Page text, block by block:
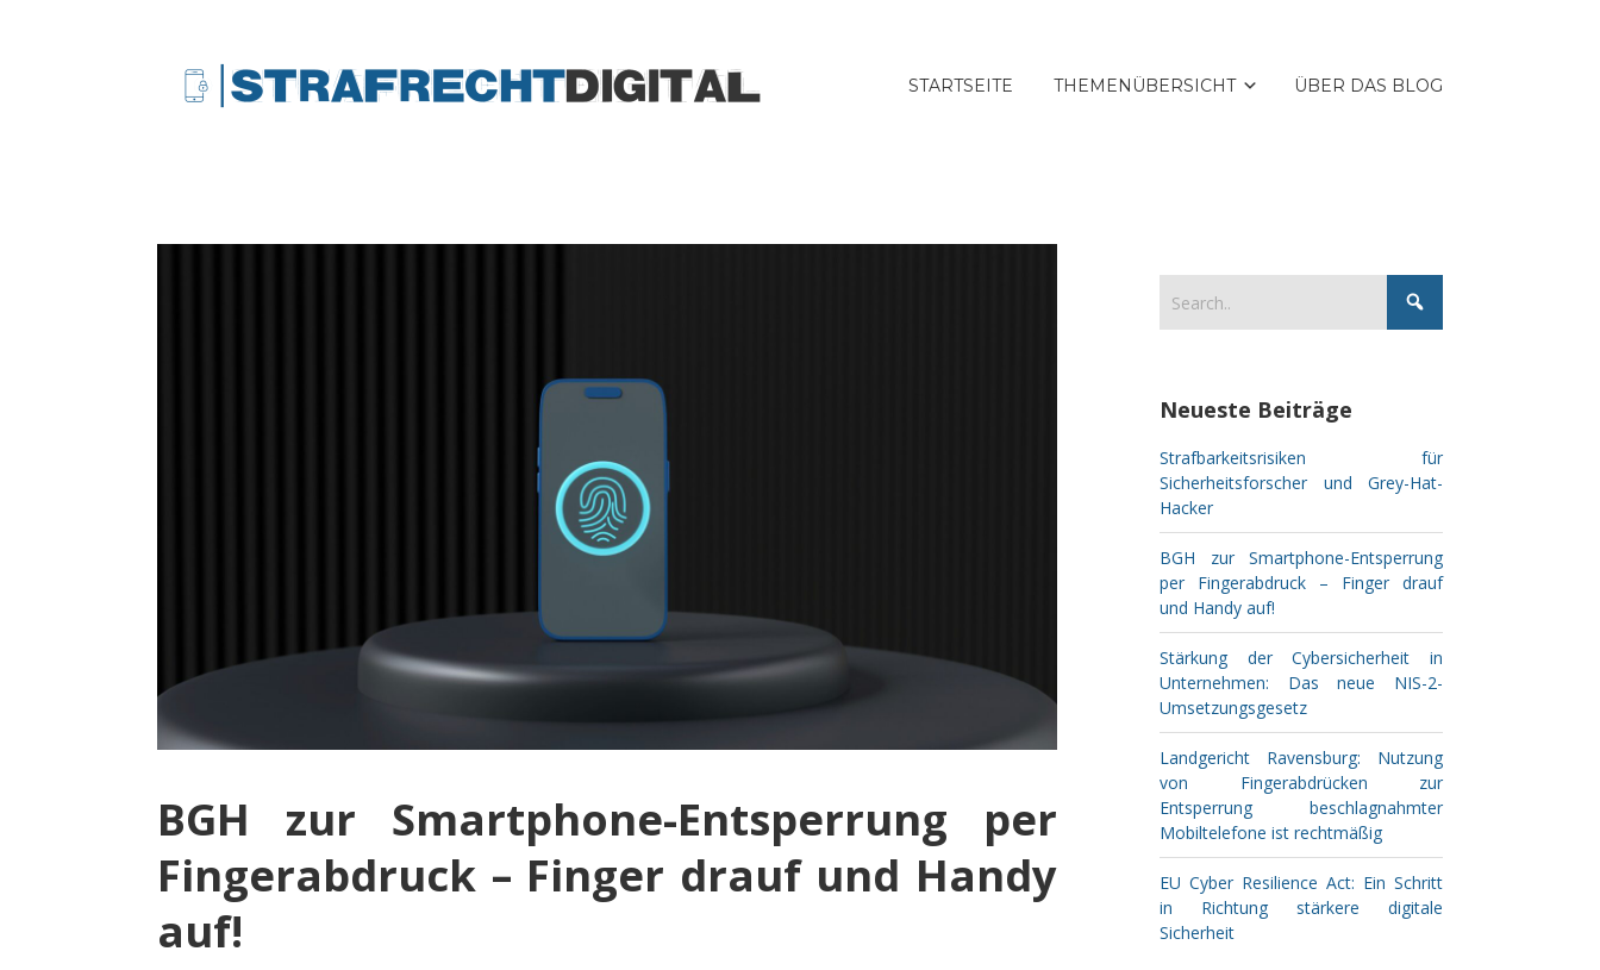
STARTSEITE THEMENÜBERSICHT ÜBER DAS BLOG
BGH zur Smartphone-Entsperrung per
Fingerabdruck – Finger drauf und Handy
auf!
Neueste Beiträge
Strafbarkeitsrisiken für
Sicherheitsforscher und Grey-Hat-
Hacker
BGH zur Smartphone-Entsperrung
per Fingerabdruck – Finger drauf
und Handy auf!
Stärkung der Cybersicherheit in
Unternehmen: Das neue NIS-2-
Umsetzungsgesetz
Landgericht Ravensburg: Nutzung
von Fingerabdrücken zur
Entsperrung beschlagnahmter
Mobiltelefone ist rechtmäßig
EU Cyber Resilience Act: Ein Schritt
in Richtung stärkere digitale
Sicherheit